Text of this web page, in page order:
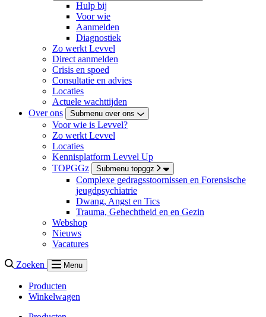
Hulp bij
Voor wie
Aanmelden
Diagnostiek
Zo werkt Levvel
Direct aanmelden
Crisis en spoed
Consultatie en advies
Locaties
Actuele wachttijden
Over ons
Submenu over ons
Voor wie is Levvel?
Zo werkt Levvel
Locaties
Kennisplatform Levvel Up
TOPGGz
Submenu topggz
Complexe gedragsstoornissen en Forensische
jeugdpsychiatrie
Dwang, Angst en Tics
Trauma, Gehechtheid en en Gezin
Webshop
Nieuws
Vacatures
Zoeken Menu
Producten
Winkelwagen